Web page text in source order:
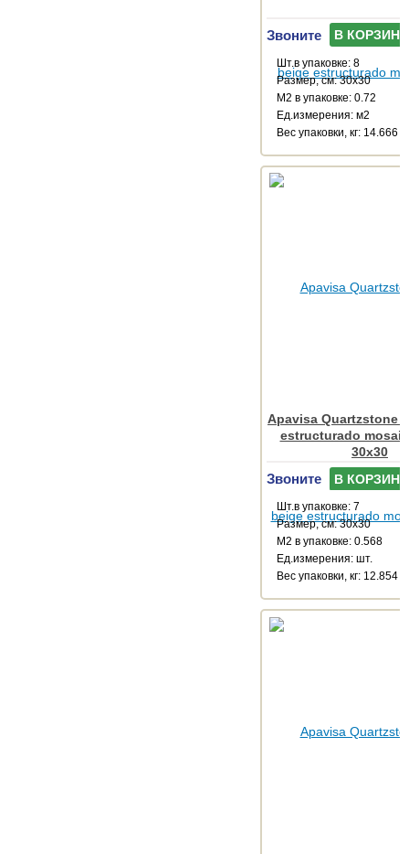
Звоните В КОРЗИНУ
Шт.в упаковке: 8
Размер, см: 30x30
М2 в упаковке: 0.72
Ед.измерения: м2
Веc упаковки, кг: 14.666
Apavisa Quartzstone
estructurado
30x30
Звоните В КОРЗИНУ
Шт.в упаковке: 7
Размер, см: 30x30
М2 в упаковке: 0.568
Ед.измерения: шт.
Веc упаковки, кг: 12.854